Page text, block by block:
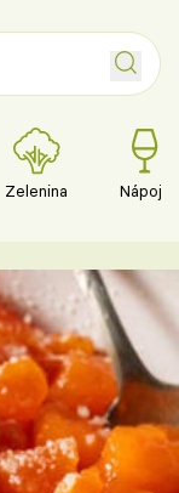
Zelenina Nápoje